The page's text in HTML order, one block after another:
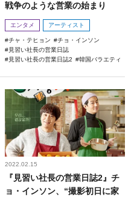
戦争のような営業の始まり
エンタメ アーティスト
チャ・テヒョン
チョ・インソン
見習い社長の営業日誌
見習い社長の営業日誌2
韓国バラエティ
2022.02.15
『見習い社長の営業日誌2』チ
ョ・インソン、“撮影初日に家